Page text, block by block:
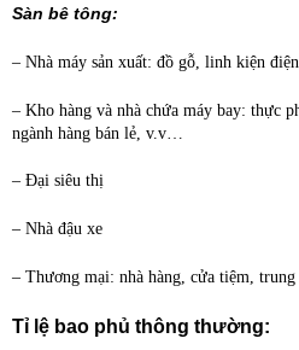
Sàn bê tông:
– Nhà máy sản xuất: đồ gỗ, linh kiện
– Kho hàng và nhà chứa máy bay: thực
ngành hàng bán lẻ, v.v…
– Đại siêu thị
– Nhà đậu xe
– Thương mại: nhà hàng, cửa tiệm, trung
Tỉ lệ bao phủ thông thường: